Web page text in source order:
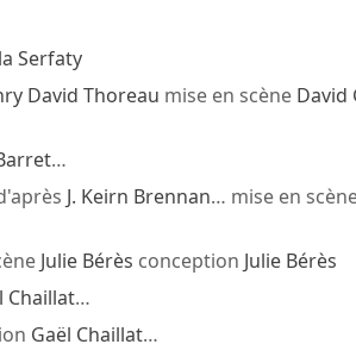
Serfaty
David Thoreau mise en scène David
…
J. Keirn Brennan… mise en
Julie Bérès conception Julie Bérès
Chaillat…
Gaël Chaillat…